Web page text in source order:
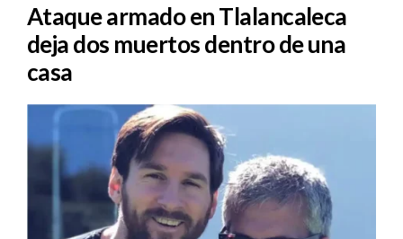
Ataque armado en Tlalancaleca
deja dos muertos dentro de una
casa